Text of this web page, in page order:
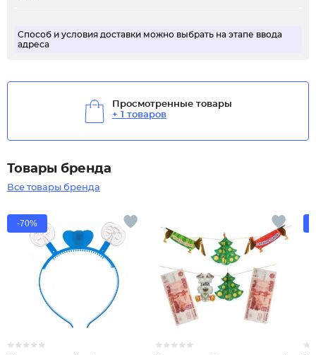
Способ и условия доставки можно выбрать на этапе ввода
адреса
Просмотренные товары
+ 1 товаров
Товары бренда
Все товары бренда
-70%